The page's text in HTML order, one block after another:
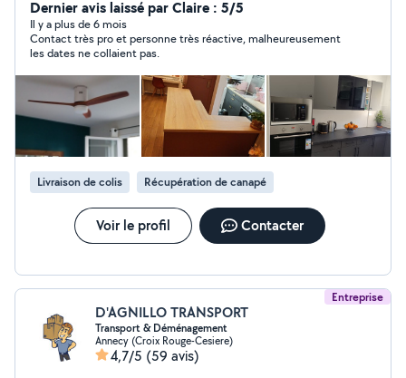
peux monter vos roues sur votre véhicule. Transporter
deux roues, tondeuse ect.. Un problème ? posez moi
votre question ! Soit je vous propose une solution ! Soit
cela dépasse mes compétences et je vous dis
clairement que je ne sais pas faire.
Dernier avis laissé par Claire : 5/5
Il y a plus de 6 mois
Contact très pro et personne très réactive, malheureusement
les dates ne collaient pas.
Livraison de colis Récupération de canapé
Voir le profil Contacter
Entreprise
D'AGNILLO TRANSPORT
Transport & Déménagement
Annecy (Croix Rouge-Cesiere)
4,7/5 (59 avis)